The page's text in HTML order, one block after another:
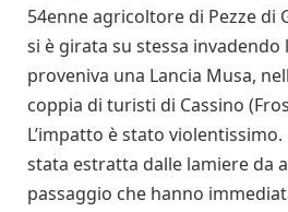
54enne agricoltore di Pezze di
si è girata su stessa invadendo
proveniva una Lancia Musa,
coppia di turisti di Cassino
L’impatto è stato
stata estratta dalle lamiere da
passaggio che hanno